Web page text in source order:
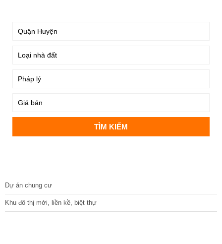
Dự án chung cư
Khu đô thị mới, liền kề, biệt thự